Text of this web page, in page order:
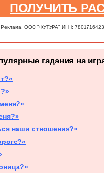
ПОЛУЧИТЬ
Реклама. ООО "ФУТУРА" ИНН: 7801716423.
гадания на
наши отношения?»